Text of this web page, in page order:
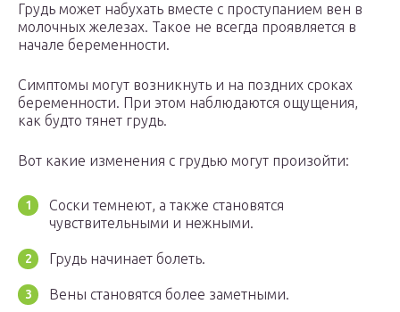
Грудь может набухать вместе с проступанием вен в
молочных железах. Такое не всегда проявляется в
начале беременности.
Симптомы могут возникнуть и на поздних сроках
беременности. При этом наблюдаются ощущения,
как будто тянет грудь.
Вот какие изменения с грудью могут произойти:
Соски темнеют, а также становятся
чувствительными и нежными.
Грудь начинает болеть.
Вены становятся более заметными.